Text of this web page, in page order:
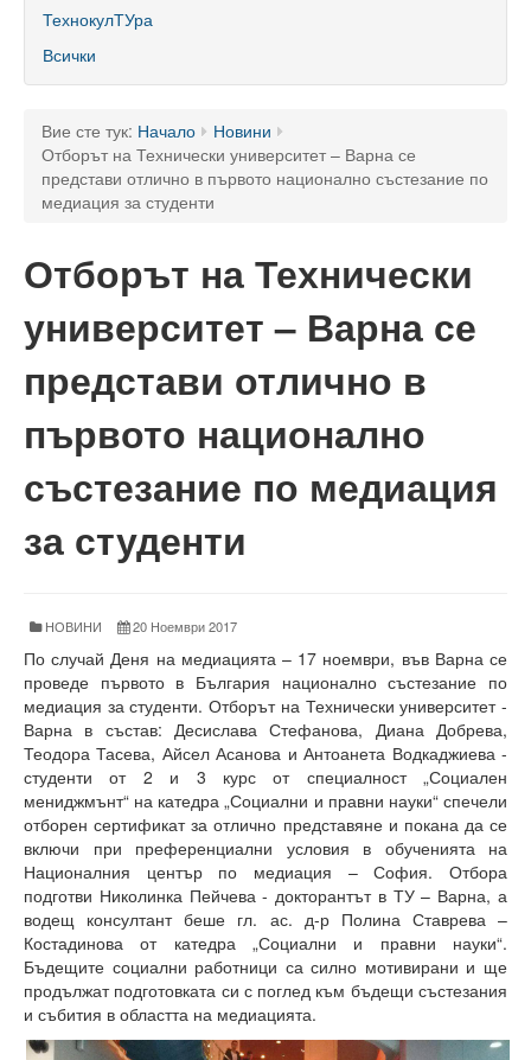
60 години ТУ - Варна
Програма 60 г.
Успели в науката и бизнеса
60 години Морски специалности в ТУ
Тържество по случай празника на университета
Мандатна програма
Структура
Органи за управление
Факултети и Колежи
Машинно-технологичен факултет
Корабостроителен факултет
Електротехнически факултет
Факултет по изчислителна техника и автоматизация
Колежи
Добруджански технологичен колеж
Колеж в структурата на ТУ-Варна
Департамент ЕПОС
Научноизследователски институт
ТехнокулТУра
Всички
Вие сте тук: Начало
Новини
Отборът на Технически университет – Варна се
представи отлично в първото национално състезание по
медиация за студенти
Отборът на Технически
университет – Варна се
представи отлично в
първото национално
състезание по медиация
за студенти
НОВИНИ 20 Ноември 2017
По случай Деня на медиацията – 17 ноември, във Варна се
проведе първото в България национално състезание по
медиация за студенти. Отборът на Технически университет -
Варна в състав: Десислава Стефанова, Диана Добрева,
Теодора Тасева, Айсел Асанова и Антоанета Водкаджиева -
студенти от 2 и 3 курс от специалност „Социален
мениджмънт“ на катедра „Социални и правни науки“ спечели
отборен сертификат за отлично представяне и покана да се
включи при преференциални условия в обученията на
Националния център по медиация – София. Отбора
подготви Николинка Пейчева - докторантът в ТУ – Варна, а
водещ консултант беше гл. ас. д-р Полина Ставрева –
Костадинова от катедра „Социални и правни науки“.
Бъдещите социални работници са силно мотивирани и ще
продължат подготовката си с поглед към бъдещи състезания
и събития в областта на медиацията.